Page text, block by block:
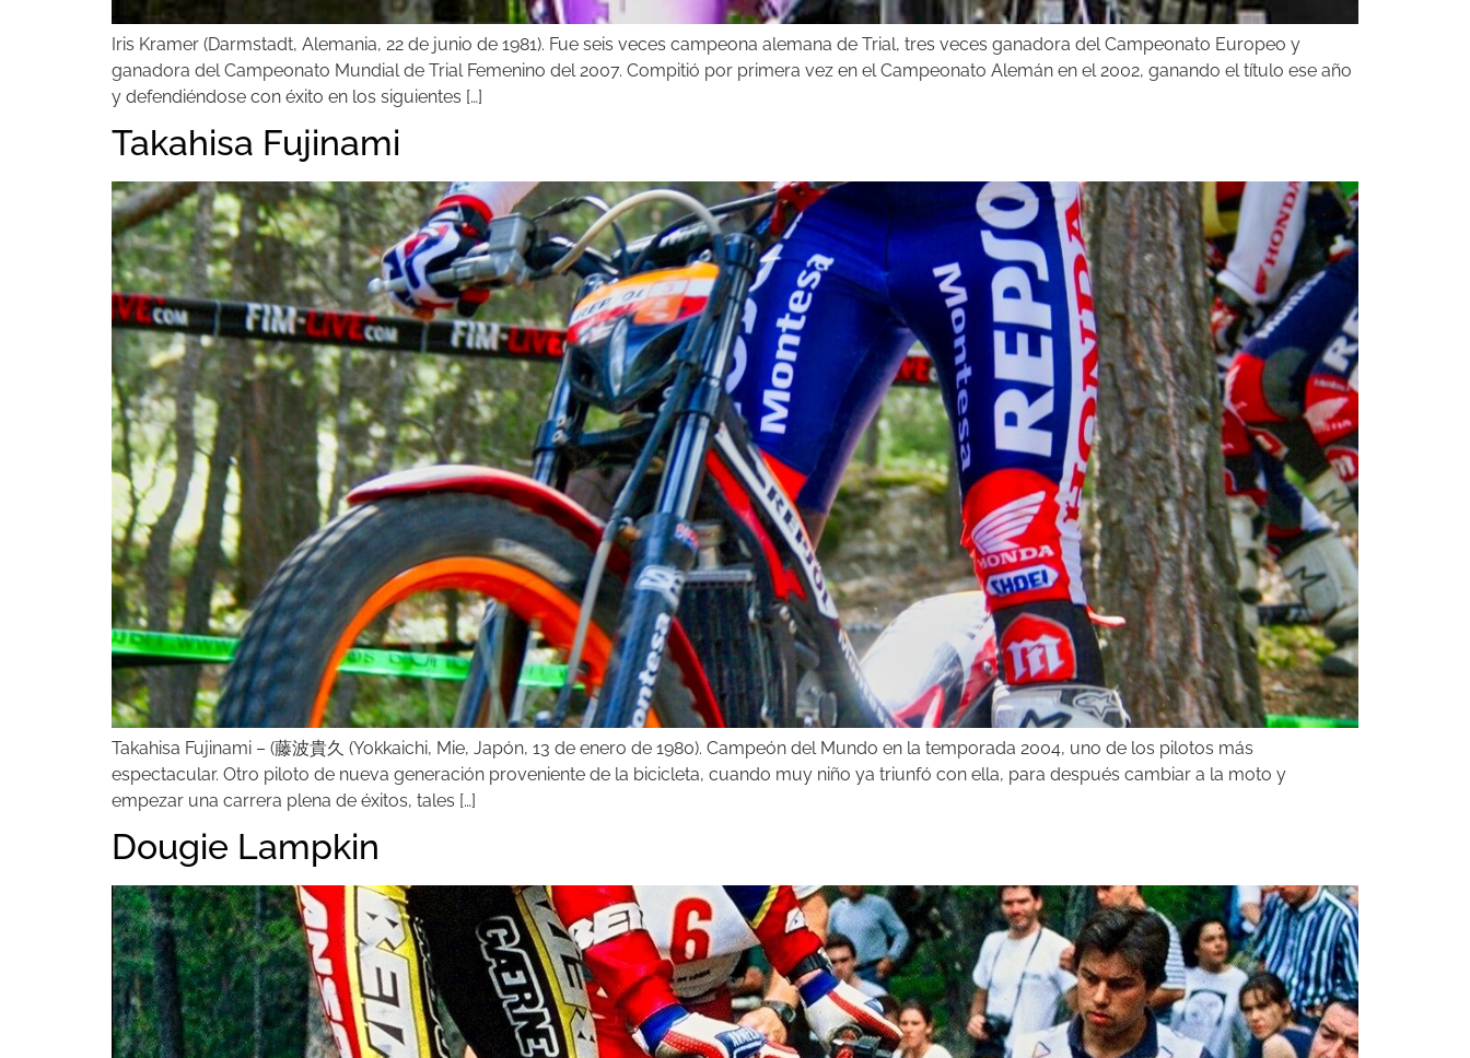
Iris Kramer (Darmstadt, Alemania, 22 de junio de 1981). Fue seis veces campeona alemana de Trial, tres veces ganadora del Campeonato Europeo y
ganadora del Campeonato Mundial de Trial Femenino del 2007. Compitió por primera vez en el Campeonato Alemán en el 2002, ganando el título ese año
y defendiéndose con éxito en los siguientes […]
Takahisa Fujinami
Takahisa Fujinami – (藤波貴久 (Yokkaichi, Mie, Japón, 13 de enero de 1980). Campeón del Mundo en la temporada 2004, uno de los pilotos más
espectacular. Otro piloto de nueva generación proveniente de la bicicleta, cuando muy niño ya triunfó con ella, para después cambiar a la moto y
empezar una carrera plena de éxitos, tales […]
Dougie Lampkin